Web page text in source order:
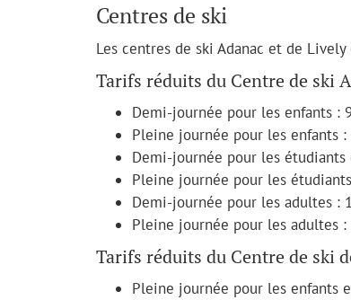
Centres de ski
Les centres de ski Adanac et de
Tarifs réduits du Centre de ski
Demi-journée pour les enfants :
Pleine journée pour les enfants :
Demi-journée pour les
Pleine journée pour les
Demi-journée pour les adultes :
Pleine journée pour les adultes :
Tarifs réduits du Centre de ski
Pleine journée pour les enfants